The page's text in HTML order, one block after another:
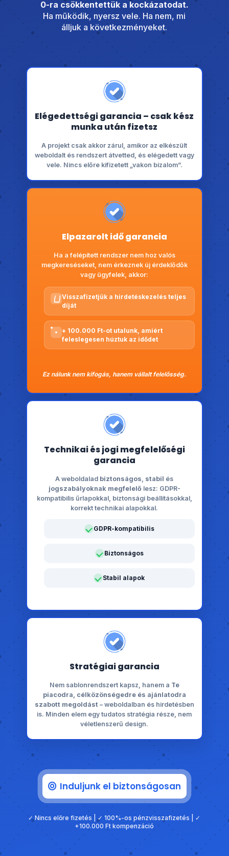
0-ra csökkentettük a kockázatodat.
Ha működik, nyersz vele. Ha nem, mi
álljuk a következményeket.
Elégedettségi garancia – csak kész
munka után fizetsz
A projekt csak akkor zárul, amikor az elkészült
weboldalt és rendszert átvetted, és elégedett vagy
vele. Nincs előre kifizetett „vakon bizalom”.
Elpazarolt idő garancia
Ha a felépített rendszer nem hoz valós
megkereséseket, nem érkeznek új érdeklődők
vagy ügyfelek, akkor:
Visszafizetjük a hirdetéskezelés teljes
díját
+ 100.000 Ft-ot utalunk, amiért
feleslegesen húztuk az idődet
Ez nálunk nem kifogás, hanem vállalt felelősség.
Technikai és jogi megfelelőségi
garancia
A weboldalad biztonságos stabil és
jogszabályoknak megfelelő lesz: GDPR-
kompatibilis űrlapokkal, biztonsági beállításokkal,
korrekt technikai alapokkal.
GDPR-kompatibilis
Biztonságos
Stabil alapok
Stratégiai garancia
Nem sablonrendszert kapsz, hanem a Te
piacodra, célközönségedre és ajánlatodra
szabott megoldást – weboldalban és hirdetésben
is. Minden elem egy tudatos stratégia része, nem
véletlenszerű design.
Induljunk el biztonságosan
✓ Nincs előre fizetés | ✓ 100%-os pénzvisszafizetés | ✓
+100.000 Ft kompenzáció